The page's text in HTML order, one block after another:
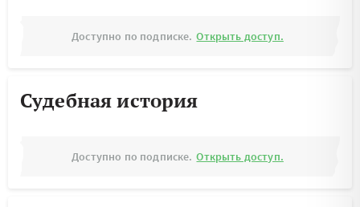
Доступно по подписке. Открыть доступ.
Судебная история
Доступно по подписке. Открыть доступ.